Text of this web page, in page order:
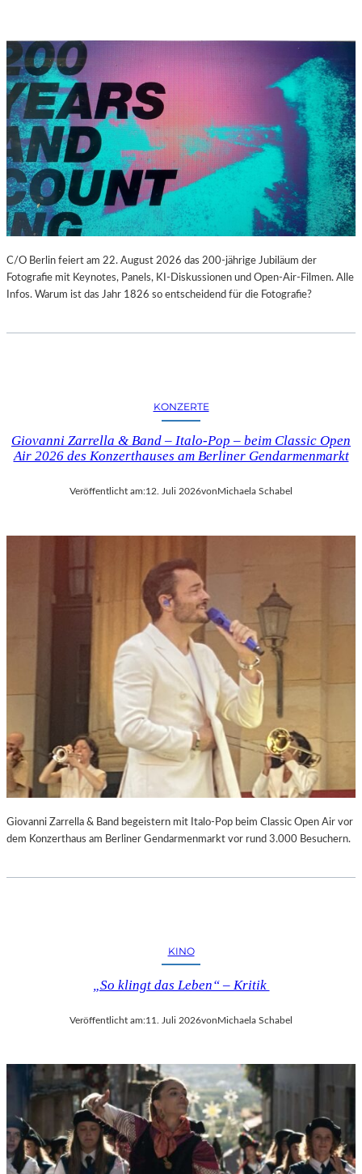
C/O Berlin feiert am 22. August 2026 das 200-jährige Jubiläum der
Fotografie mit Keynotes, Panels, KI-Diskussionen und Open-Air-Filmen. Alle
Infos. Warum ist das Jahr 1826 so entscheidend für die Fotografie?
KONZERTE
Giovanni Zarrella & Band – Italo-Pop – beim Classic Open
Air 2026 des Konzerthauses am Berliner Gendarmenmarkt
Veröffentlicht am:12. Juli 2026von Michaela Schabel
Giovanni Zarrella & Band begeistern mit Italo-Pop beim Classic Open Air vor
dem Konzerthaus am Berliner Gendarmenmarkt vor rund 3.000 Besuchern.
KINO
„So klingt das Leben“ – Kritik
Veröffentlicht am:11. Juli 2026vonMichaela Schabel